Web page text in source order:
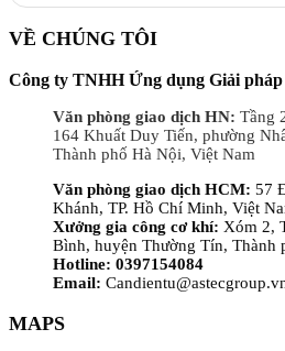
VỀ CHÚNG TÔI
Công ty TNHH Ứng dụng Giải pháp
Văn phòng giao dịch HN: Tầng
164 Khuất Duy Tiến, phường
Thành phố Hà Nội, Việt Nam
Văn phòng giao dịch HCM: 57
Khánh, TP. Hồ Chí Minh, Việt
Xưởng gia công cơ khí: Xóm 2,
Bình, huyện Thường Tín, Thành
Hotline: 0397154084
Email:
MAPS